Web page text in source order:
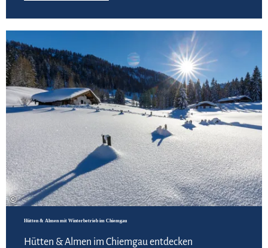
©
Hütten & Almen mit Winterbetrieb im Chiemgau
Hütten & Almen im Chiemgau entdecken